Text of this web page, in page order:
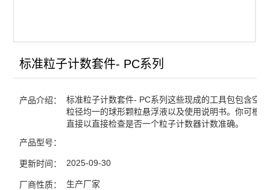
查看全部 >>
标准粒子计数套件- PC系列
产品介绍：
标准粒子计数套件- PC系列这些现成的工具包包含空
粒径均一的球形颗粒悬浮液以及使用说明书。你可根
直接以直接检查是否一个粒子计数器计数准确。
产品型号：
更新时间： 2025-09-30
厂商性质： 生产厂家